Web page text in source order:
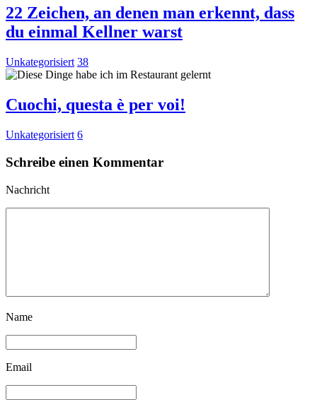
22 Zeichen, an denen man erkennt, dass
du einmal Kellner warst
Unkategorisiert 38
Cuochi, questa è per voi!
Unkategorisiert 6
Schreibe einen Kommentar
Nachricht
Name
Email